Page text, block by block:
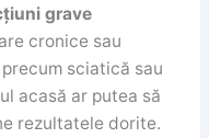
grave
cronice sau
sciatică sau
acasă ar putea să
rezultatele dorite.